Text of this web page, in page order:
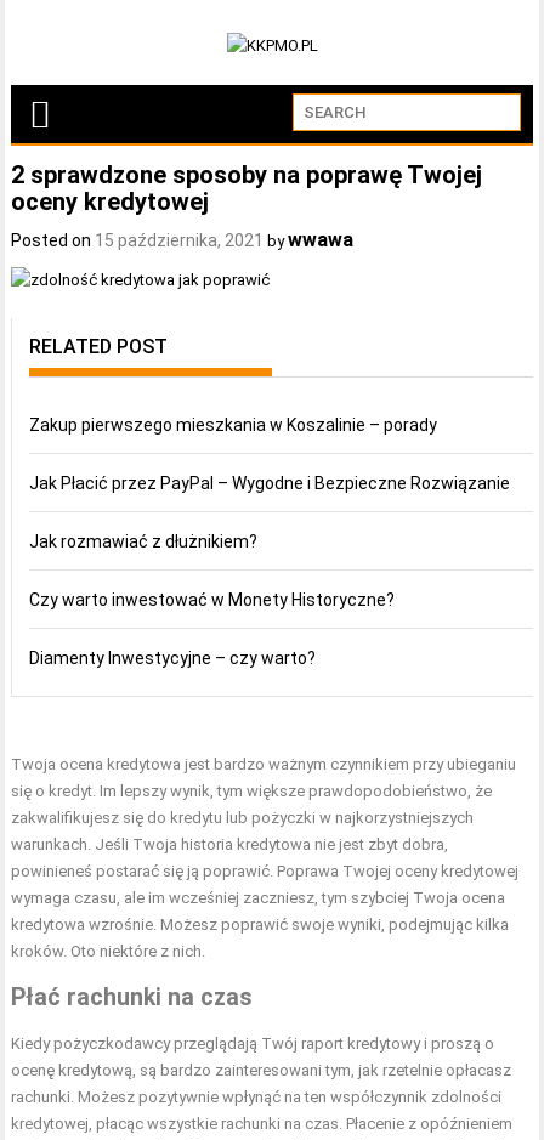
2 sprawdzone sposoby na poprawę Twojej
oceny kredytowej
Posted on 15 października, 2021 bywwawa
RELATED POST
Zakup pierwszego mieszkania w Koszalinie – porady
Jak Płacić przez PayPal – Wygodne i Bezpieczne Rozwiązanie
Jak rozmawiać z dłużnikiem?
Czy warto inwestować w Monety Historyczne?
Diamenty Inwestycyjne – czy warto?
Twoja ocena kredytowa jest bardzo ważnym czynnikiem przy ubieganiu
się o kredyt. Im lepszy wynik, tym większe prawdopodobieństwo, że
zakwalifikujesz się do kredytu lub pożyczki w najkorzystniejszych
warunkach. Jeśli Twoja historia kredytowa nie jest zbyt dobra,
powinieneś postarać się ją poprawić. Poprawa Twojej oceny kredytowej
wymaga czasu, ale im wcześniej zaczniesz, tym szybciej Twoja ocena
kredytowa wzrośnie. Możesz poprawić swoje wyniki, podejmując kilka
kroków. Oto niektóre z nich.
Płać rachunki na czas
Kiedy pożyczkodawcy przeglądają Twój raport kredytowy i proszą o
ocenę kredytową, są bardzo zainteresowani tym, jak rzetelnie opłacasz
rachunki. Możesz pozytywnie wpłynąć na ten współczynnik zdolności
kredytowej, płacąc wszystkie rachunki na czas. Płacenie z opóźnieniem